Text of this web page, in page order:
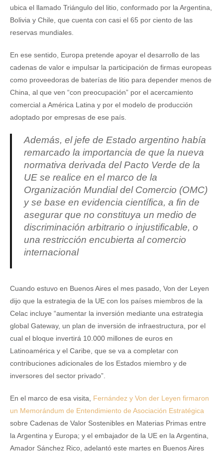
ubica el llamado Triángulo del litio, conformado por la Argentina,
Bolivia y Chile, que cuenta con casi el 65 por ciento de las
reservas mundiales.
En ese sentido, Europa pretende apoyar el desarrollo de las
cadenas de valor e impulsar la participación de firmas europeas
como proveedoras de baterías de litio para depender menos de
China, al que ven “con preocupación” por el acercamiento
comercial a América Latina y por el modelo de producción
adoptado por empresas de ese país.
Además, el jefe de Estado argentino había
remarcado la importancia de que la nueva
normativa derivada del Pacto Verde de la
UE se realice en el marco de la
Organización Mundial del Comercio (OMC)
y se base en evidencia científica, a fin de
asegurar que no constituya un medio de
discriminación arbitrario o injustificable, o
una restricción encubierta al comercio
internacional
Cuando estuvo en Buenos Aires el mes pasado, Von der Leyen
dijo que la estrategia de la UE con los países miembros de la
Celac incluye “aumentar la inversión mediante una estrategia
global Gateway, un plan de inversión de infraestructura, por el
cual el bloque invertirá 10.000 millones de euros en
Latinoamérica y el Caribe, que se va a completar con
contribuciones adicionales de los Estados miembro y de
inversores del sector privado”.
En el marco de esa visita, Fernández y Von der Leyen firmaron
un Memorándum de Entendimiento de Asociación Estratégica
sobre Cadenas de Valor Sostenibles en Materias Primas entre
la Argentina y Europa; y el embajador de la UE en la Argentina,
Amador Sánchez Rico, adelantó este martes en Buenos Aires